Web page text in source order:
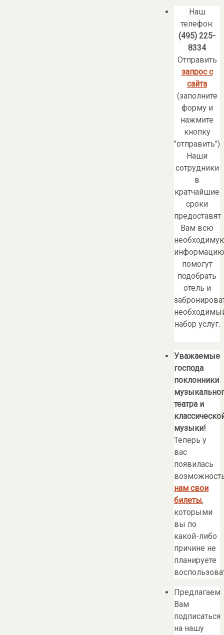
Наш
телефон:
(495) 225-
8334
Отправить
запрос с
сайта
(заполните
форму и
нажмите
кнопку
"отправить")
Наши
сотрудники
в
кратчайшие
сроки
предоставят
Вам всю
помогут
подобрать
отель и
набор услуг.
Уважаемые
господа
поклонники
театра и
музыки!
Теперь у
вас
появилась
нам свои
билеты,
которыми
вы по
какой-либо
причине не
планируете
Предлагаем
Вам
подписаться
на нашу